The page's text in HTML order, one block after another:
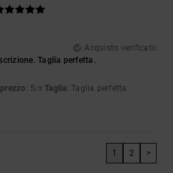
Acquisto verificato
Taglia perfetta.
: 5/5 Taglia: Taglia perfetta
1 2 >